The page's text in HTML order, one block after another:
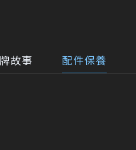
故事 配件保養